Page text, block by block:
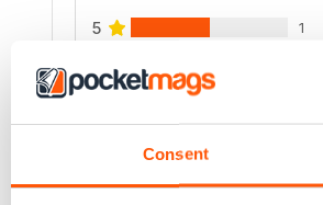
Consent
5 1